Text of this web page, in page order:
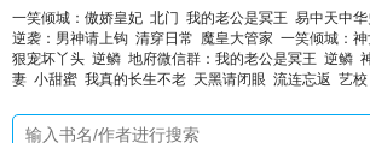
一笑倾城：傲娇皇妃 北门 我的老公是冥王 易中天中
逆袭：男神请上钩 清穿日常 魔皇大管家 一笑倾城：
狠宠坏丫头 逆鳞 地府微信群：我的老公是冥王 逆鳞
妻 小甜蜜 我真的长生不老 天黑请闭眼 流连忘返 艺校